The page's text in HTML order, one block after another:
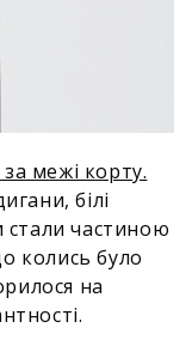
межі корту.
білі
стали частиною
колись було
на